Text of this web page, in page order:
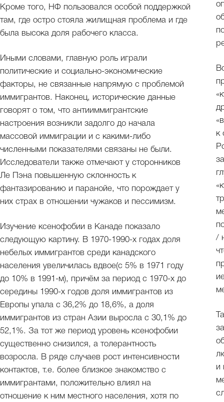
Кроме того, НФ пользовался особой поддержкой
там, где остро стояла жилищная проблема и где
была высока доля рабочего класса.
Иными словами, главную роль играли
политические и социально-экономические
факторы, не связанные напрямую с проблемой
иммигрантов. Наконец, исторические данные
говорят о том, что антииммигрантские
настроения возникли задолго до начала
массовой иммиграции и с какими-либо
численными показателями связаны не были.
Исследователи также отмечают у сторонников
Ле Пэна повышенную склонность к
фантазированию и паранойе, что порождает у
них страх в отношении чужаков и пессимизм.
Изучение ксенофобии в Канаде показало
следующую картину. В 1970-1990-х годах доля
небелых иммигрантов среди канадского
населения увеличилась вдвое(с 5% в 1971 году
до 10% в 1991-м), причём за период с 1970-х до
середины 1990-х годов доля иммигрантов из
Европы упала с 36,2% до 18,6%, а доля
иммигрантов из стран Азии выросла с 30,1% до
52,1%. За тот же период уровень ксенофобии
существенно снизился, а толерантность
возросла. В ряде случаев рост интенсивности
контактов, т.е. более близкое знакомство с
иммигрантами, положительно влиял на
отношение к ним местного населения, хотя по
к
/
и